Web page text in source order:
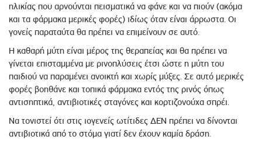
ηλικίας που αρνούνται πεισματικά να φάνε και να πιούν (ακόμα
και τα φάρμακα μερικές φορές) ιδίως όταν είναι άρρωστα. Οι
γονείς παραταύτα θα πρέπει να επιμείνουν σε αυτό.
Η καθαρή μύτη είναι μέρος της θεραπείας και θα πρέπει να
γίνεται επισταμμένα με ρινοπλύσεις έτσι ώστε η μύτη του
παιδιού να παραμένει ανοικτή και χωρίς μύξες. Σε αυτό μερικές
φορές βοηθάνε και τοπικά φάρμακα εντός της ρινός όπως
αντισηπτικά, αντιβιοτικές σταγόνες και κορτιζονούχα σπρέι.
Να τονιστεί ότι στις ιογενείς ωτίτιδες ΔΕΝ πρέπει να δίνονται
αντιβιοτικά από το στόμα γιατί δεν έχουν καμία δράση.